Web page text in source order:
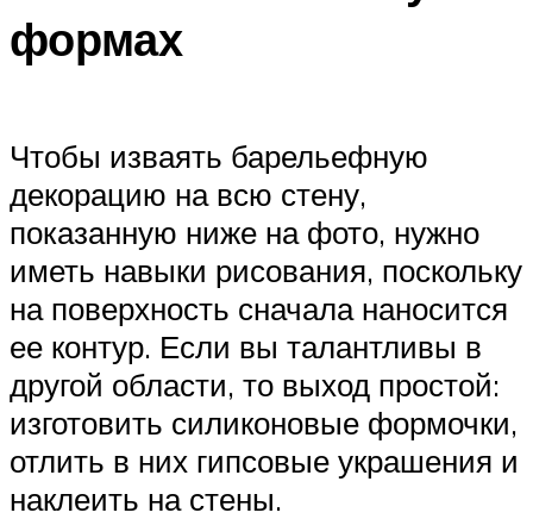
формах
Чтобы изваять барельефную
декорацию на всю стену,
показанную ниже на фото, нужно
иметь навыки рисования, поскольку
на поверхность сначала наносится
ее контур. Если вы талантливы в
другой области, то выход простой:
изготовить силиконовые формочки,
отлить в них гипсовые украшения и
наклеить на стены.